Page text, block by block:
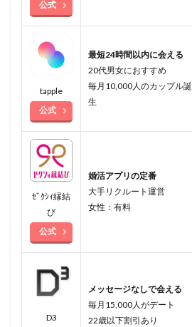
公式
tapple
公式
最短24時間以内に会える
20代男女におすすめ
毎月10,000人のカップル誕
生
ｾﾞｸｼｨ縁結
び
公式
婚活アプリの定番
大手リクルート運営
女性：有料
D3
メッセージなしで会える
毎月15,000人がデート
22歳以下割引あり